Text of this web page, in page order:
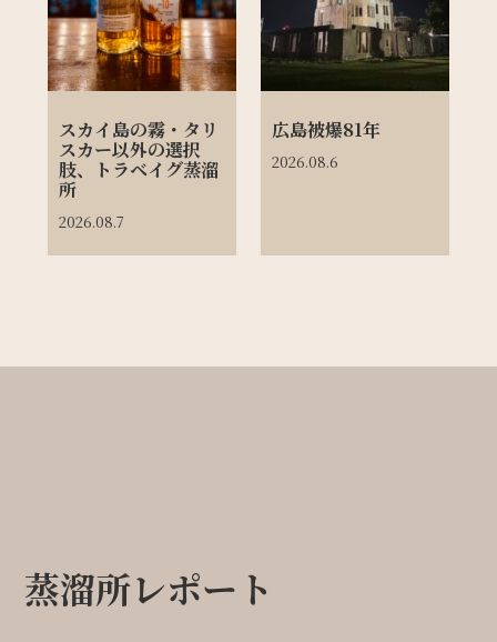
スカイ島の霧・タリ
スカー以外の選択
肢、トラベイグ蒸溜
所
2026.08.7
広島被爆81年
2026.08.6
蒸溜所レポート